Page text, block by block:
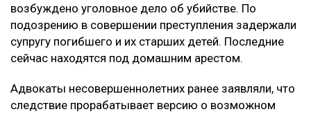
возбуждено уголовное дело об убийстве. По
подозрению в совершении преступления задержали
супругу погибшего и их старших детей. Последние
сейчас находятся под домашним арестом.
Адвокаты несовершеннолетних ранее заявляли, что
следствие прорабатывает версию о возможном